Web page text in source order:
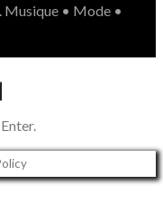
Musique • Mode •